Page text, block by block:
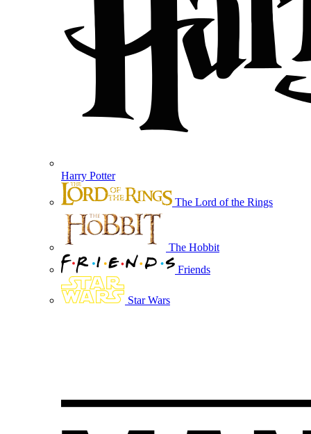
Harry Potter
The Lord of the Rings
The Hobbit
Friends
Star Wars